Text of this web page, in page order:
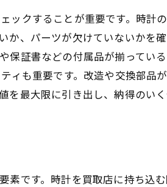
クすることが重要です。時計
、パーツが欠けていないかを
証書などの付属品が揃ってい
ィも重要です。改造や交換部品
最大限に引き出し、納得のい
です。時計を買取店に持ち込